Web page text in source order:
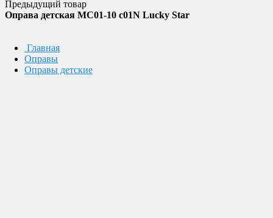
Предыдущий товар
Оправа детская MC01-10 c01N Lucky Star
Главная
Оправы
Оправы детские